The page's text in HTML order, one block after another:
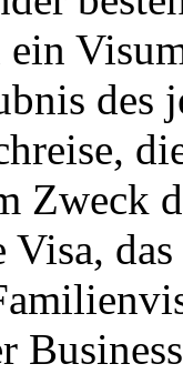
des
Zweck
Visa,